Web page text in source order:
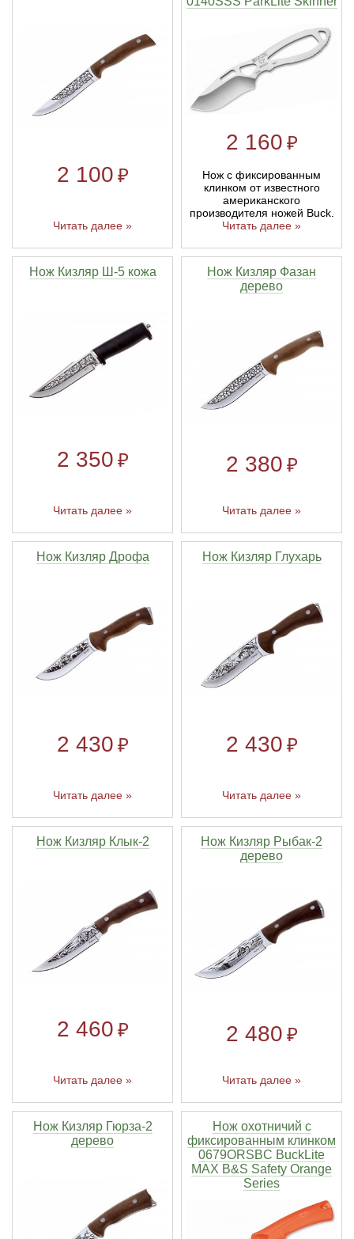
2 100 ₽
Читать далее »
2 160 ₽
Нож с фиксированным
клинком от известного
американского
производителя ножей Buck.
Читать далее »
Нож Кизляр Ш-5 кожа
2 350 ₽
Читать далее »
Нож Кизляр Фазан
дерево
2 380 ₽
Читать далее »
Нож Кизляр Дрофа
2 430 ₽
Читать далее »
Нож Кизляр Глухарь
2 430 ₽
Читать далее »
Нож Кизляр Клык-2
2 460 ₽
Читать далее »
Нож Кизляр Рыбак-2
дерево
2 480 ₽
Читать далее »
Нож Кизляр Гюрза-2
дерево
Нож охотничий с
фиксированным клинком
0679ORSBC BuckLite
MAX B&S Safety Orange
Series